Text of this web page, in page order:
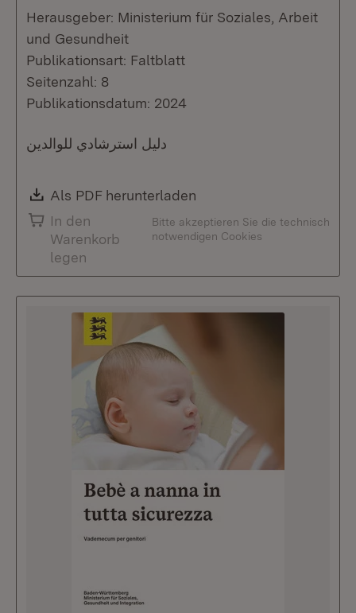
Herausgeber: Ministerium für Soziales, Arbeit
und Gesundheit
Publikationsart: Faltblatt
Seitenzahl: 8
Publikationsdatum: 2024
دليل استرشادي للوالدين
Download:
Als PDF herunterladen
In den
Warenkorb
legen
Bitte akzeptieren Sie die technisch
notwendigen Cookies